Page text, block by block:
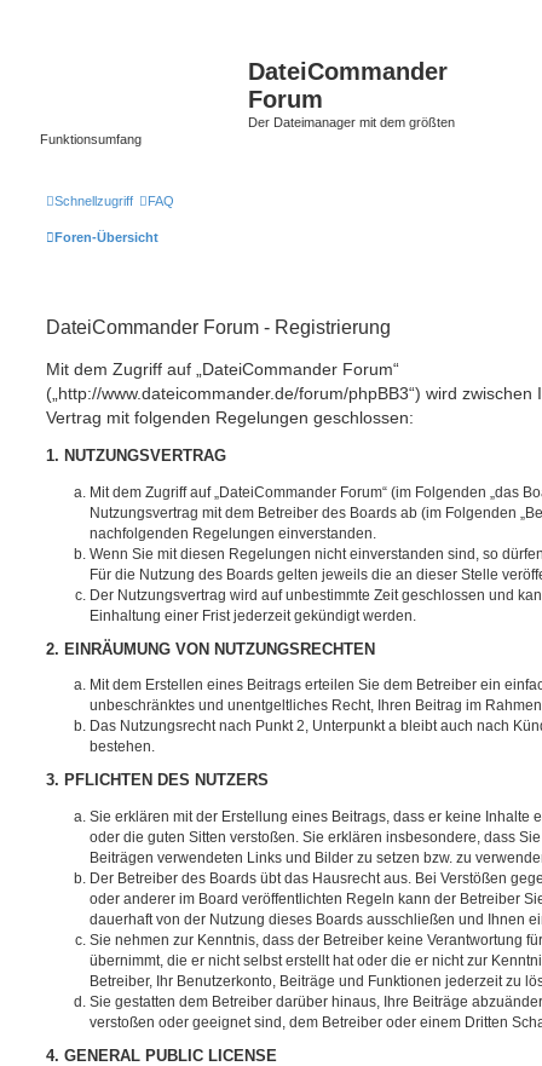
DateiCommander
Forum
Der Dateimanager mit dem größten
Funktionsumfang
Schnellzugriff FAQ
Foren-Übersicht
DateiCommander Forum - Registrierung
Mit dem Zugriff auf „DateiCommander Forum“
(„http://www.dateicommander.de/forum/phpBB3“) wird
Vertrag mit folgenden Regelungen geschlossen:
1. NUTZUNGSVERTRAG
Mit dem Zugriff auf „DateiCommander Forum“ (im Folgenden „das
Nutzungsvertrag mit dem Betreiber des Boards ab (im Folgenden
nachfolgenden Regelungen einverstanden.
Wenn Sie mit diesen Regelungen nicht einverstanden sind, so
Für die Nutzung des Boards gelten jeweils die an dieser Stelle
Der Nutzungsvertrag wird auf unbestimmte Zeit geschlossen und
Einhaltung einer Frist jederzeit gekündigt werden.
2. EINRÄUMUNG VON NUTZUNGSRECHTEN
Mit dem Erstellen eines Beitrags erteilen Sie dem Betreiber ein
unbeschränktes und unentgeltliches Recht, Ihren Beitrag im
Das Nutzungsrecht nach Punkt 2, Unterpunkt a bleibt auch nach
bestehen.
3. PFLICHTEN DES NUTZERS
Sie erklären mit der Erstellung eines Beitrags, dass er keine Inhalte
oder die guten Sitten verstoßen. Sie erklären insbesondere, dass
Beiträgen verwendeten Links und Bilder zu setzen bzw. zu
Der Betreiber des Boards übt das Hausrecht aus. Bei Verstößen
oder anderer im Board veröffentlichten Regeln kann der Betreiber
dauerhaft von der Nutzung dieses Boards ausschließen und Ihnen
Sie nehmen zur Kenntnis, dass der Betreiber keine Verantwortung
übernimmt, die er nicht selbst erstellt hat oder die er nicht zur
Betreiber, Ihr Benutzerkonto, Beiträge und Funktionen jederzeit zu
Sie gestatten dem Betreiber darüber hinaus, Ihre Beiträge
verstoßen oder geeignet sind, dem Betreiber oder einem Dritten
4. GENERAL PUBLIC LICENSE